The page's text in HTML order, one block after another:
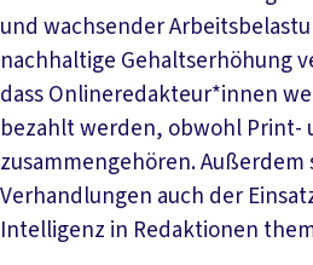
und wachsender
nachhaltige Gehaltserhöhung
dass Onlineredakteur*innen
bezahlt werden, obwohl Print-
zusammengehören. Außerdem
Verhandlungen auch der
Intelligenz in Redaktionen